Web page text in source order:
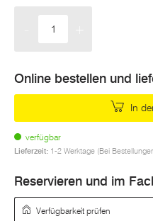
Online bestellen und
In
verfügbar
Lieferzeit: 1-2 Werktage (Bei
Reservieren und im